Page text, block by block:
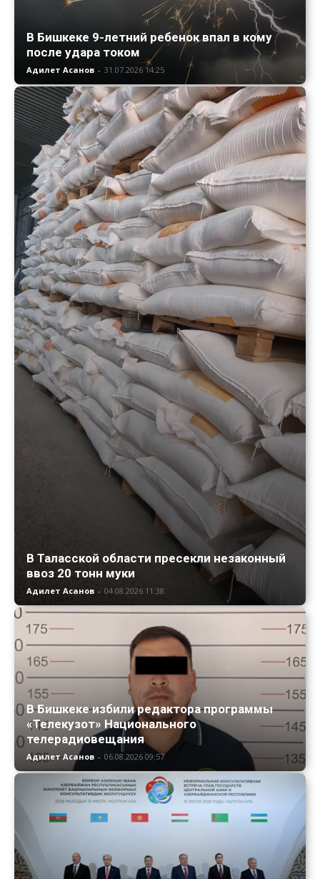
В Бишкеке 9-летний ребенок впал в кому
после удара током
Адилет Асанов - 31.07.2026 14:25
В Таласской области пресекли незаконный
ввоз 20 тонн муки
Адилет Асанов - 04.08.2026 11:38
В Бишкеке избили редактора программы
«Телекузот» Национального
телерадиовещания
Адилет Асанов - 06.08.2026 09:57